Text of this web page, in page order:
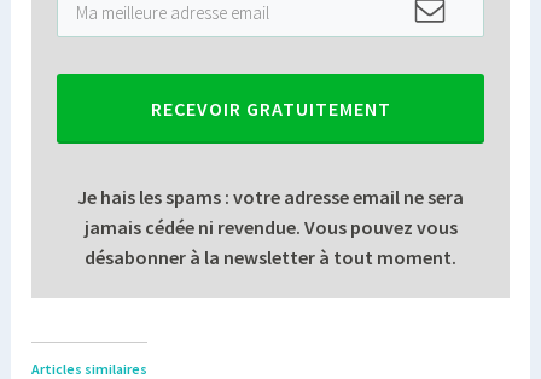
RECEVOIR GRATUITEMENT
Je hais les spams : votre adresse email ne sera
jamais cédée ni revendue. Vous pouvez vous
désabonner à la newsletter à tout moment.
Articles similaires